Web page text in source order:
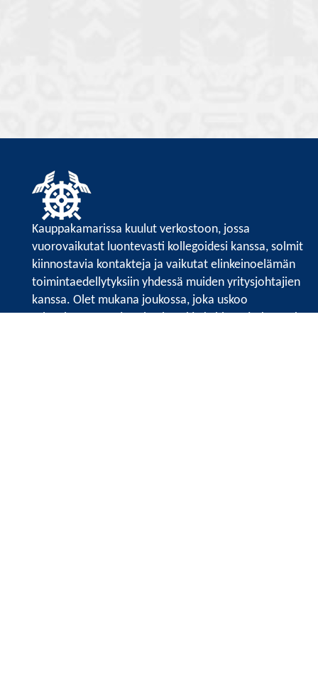
Kauppakamarissa kuulut verkostoon, jossa
vuorovaikutat luontevasti kollegoidesi kanssa, solmit
kiinnostavia kontakteja ja vaikutat elinkeinoelämän
toimintaedellytyksiin yhdessä muiden yritysjohtajien
kanssa. Olet mukana joukossa, joka uskoo